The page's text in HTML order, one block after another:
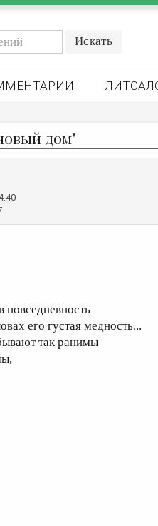
дом"
повседневность
его густая медность...
так ранимы